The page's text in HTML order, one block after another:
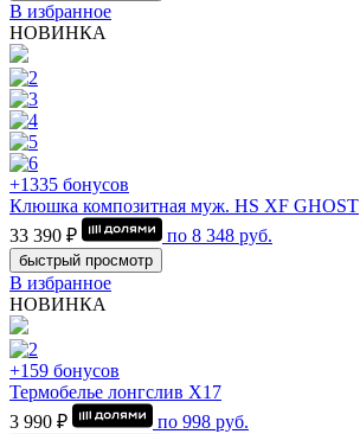
В избранное
НОВИНКА
+1335 бонусов
Клюшка композитная муж. HS XF GHOST
33 390 ₽
по 8 348 руб.
быстрый просмотр
В избранное
НОВИНКА
+159 бонусов
Термобелье лонгслив Х17
3 990 ₽
по 998 руб.